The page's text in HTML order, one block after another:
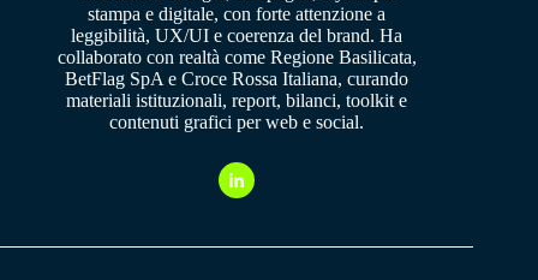
stampa e digitale, con forte attenzione a
leggibilità, UX/UI e coerenza del brand. Ha
collaborato con realtà come Regione Basilicata,
BetFlag SpA e Croce Rossa Italiana, curando
materiali istituzionali, report, bilanci, toolkit e
contenuti grafici per web e social.